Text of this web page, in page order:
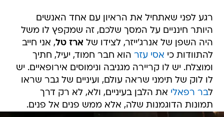
רגע לפני שאתחיל את הראיון עם אחד האנשים
היותר חינניים על המסך שלכם, זה שמקפץ לו משל
היה השפן של אנרג'ייזר, לצידו של ארז טל, אני חייב
להתוודות כי אסי עזר הוא חבר חמוד, יעיל, חתיך
ומוצלח. יש לו קריירה מגניבה ונימוסים אירופאיים. יש
לו לוק של תימני שראה עולם, ועיניים של גבר שראו
לבר רפאלי את הלבן בעיניים, ולא, לא רק דרך
תמונות הדוגמנות שלה, אלא ממש פנים אל פנים.